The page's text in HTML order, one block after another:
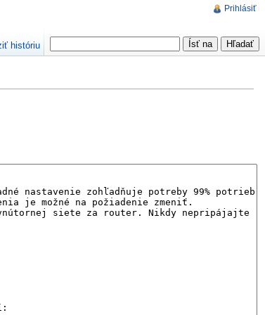
Prihlásiť
históriu